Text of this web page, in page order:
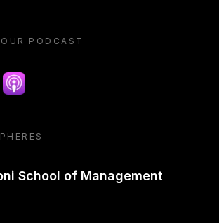
PODCAST
Apple podcast
School of Management